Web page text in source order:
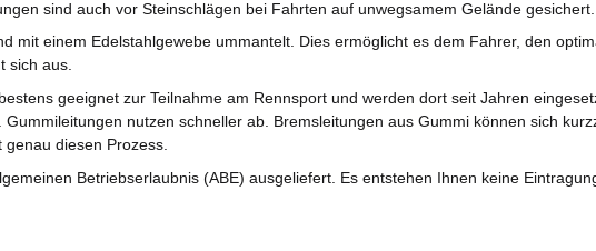
sind auch vor Steinschlägen bei Fahrten auf unwegsamem Gelände gesichert.
mit einem Edelstahlgewebe ummantelt. Dies ermöglicht es dem Fahrer, den
sich aus.
geeignet zur Teilnahme am Rennsport und werden dort seit Jahren
nutzen schneller ab. Bremsleitungen aus Gummi können sich
diesen Prozess.
Betriebserlaubnis (ABE) ausgeliefert. Es entstehen Ihnen keine